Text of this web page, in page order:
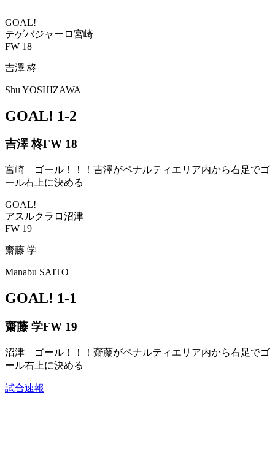
GOAL!
テゲバジャーロ宮崎
FW 18
吉澤 柊
Shu YOSHIZAWA
GOAL! 1-2
吉澤 柊FW 18
宮崎 ゴール！！！吉澤がペナルティエリア内から右足でゴ
ール右上に決める
GOAL!
アスルクラロ沼津
FW 19
齋藤 学
Manabu SAITO
GOAL! 1-1
齋藤 学FW 19
沼津 ゴール！！！齋藤がペナルティエリア内から右足でゴ
ール右上に決める
試合速報